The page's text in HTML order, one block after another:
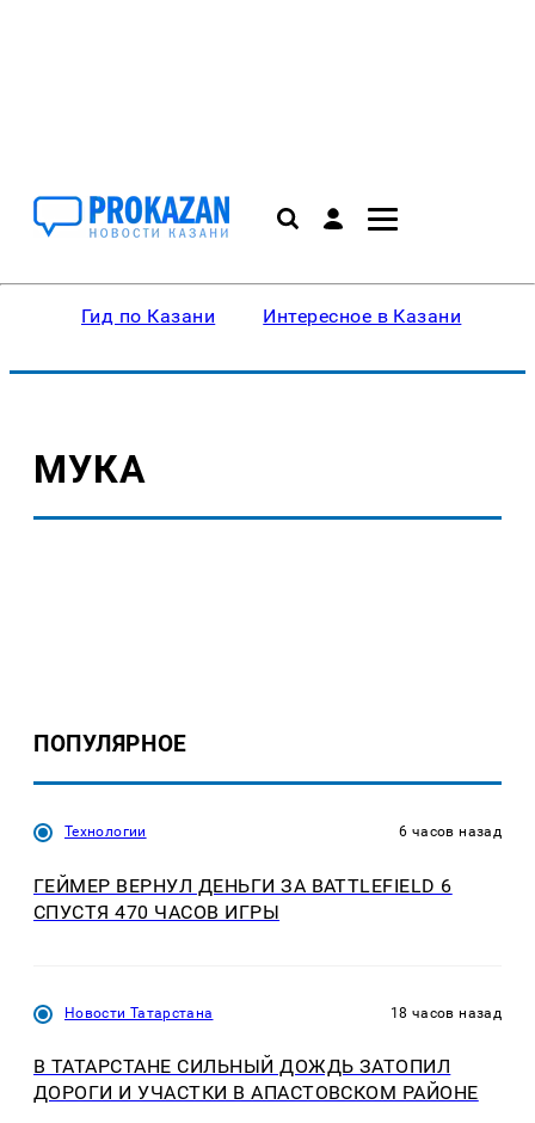
Гид по Казани Интересное в Казани
МУКА
ПОПУЛЯРНОЕ
Технологии 6 часов назад
ГЕЙМЕР ВЕРНУЛ ДЕНЬГИ ЗА BATTLEFIELD 6
СПУСТЯ 470 ЧАСОВ ИГРЫ
Новости Татарстана 18 часов назад
В ТАТАРСТАНЕ СИЛЬНЫЙ ДОЖДЬ ЗАТОПИЛ
ДОРОГИ И УЧАСТКИ В АПАСТОВСКОМ РАЙОНЕ